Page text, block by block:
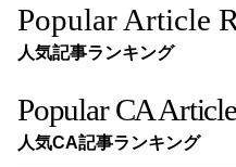
Popular Article
人気記事ランキング
Popular CA
人気CA記事ランキング